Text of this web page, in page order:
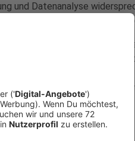
und Datenanalyse
Ihre Daten mit Ihrer
wenden Sie sich bitte an
können Sie sich
Rechtsbehelfs gemäß
die Verarbeitung Ihrer